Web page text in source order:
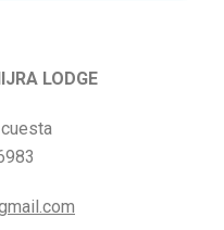
LODGE
cuesta